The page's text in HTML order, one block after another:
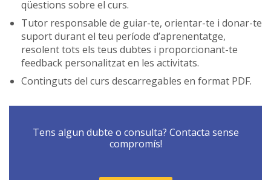
qüestions sobre el curs.
Tutor responsable de guiar-te, orientar-te i donar-te
suport durant el teu període d’aprenentatge,
resolent tots els teus dubtes i proporcionant-te
feedback personalitzat en les activitats.
Continguts del curs descarregables en format PDF.
Tens algun dubte o consulta? Contacta sense
compromís!